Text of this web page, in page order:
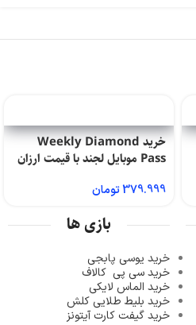
خرید Weekly Diamond
Pass موبایل لجند با قیمت ارزان
379.999تومان
بازی ها
خرید یوسی پابجی
خرید سی پی کالاف
خرید الماس لایکی
خرید بلیط طلایی کلش
خرید گیفت کارت آیتونز